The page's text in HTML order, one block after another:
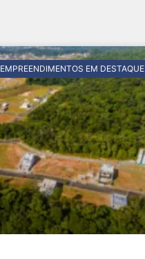
EMPREENDIMENTOS EM DESTAQUE